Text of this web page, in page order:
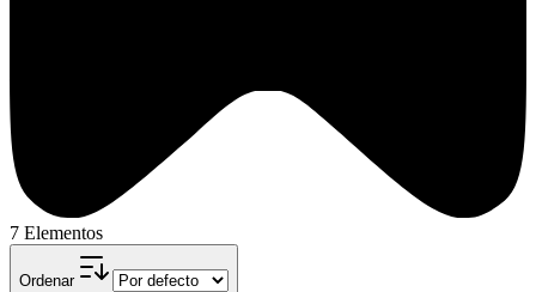
7 Elementos
Ordenar